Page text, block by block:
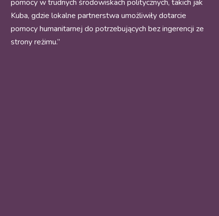
pomocy w trudnych środowiskach politycznych, takich jak
Kuba, gdzie lokalne partnerstwa umożliwiły dotarcie
pomocy humanitarnej do potrzebujących bez ingerencji ze
strony reżimu.”